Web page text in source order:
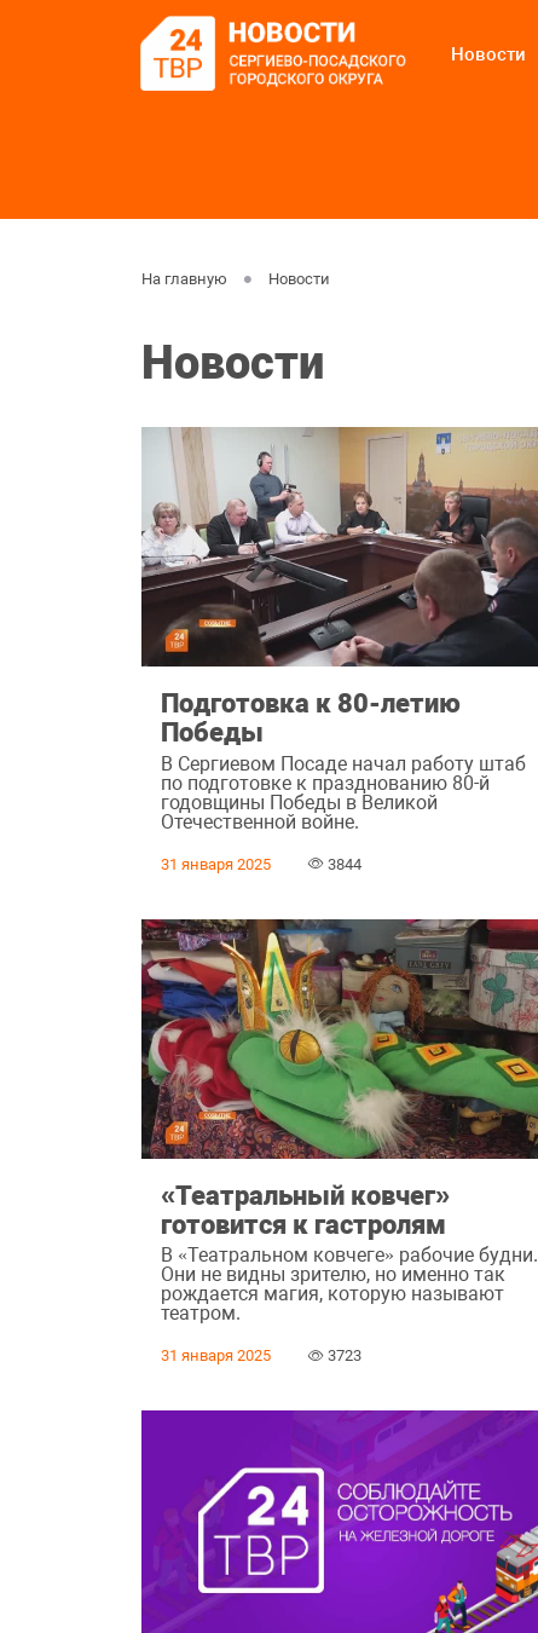
Новости
На главную Новости
Новости
Подготовка к 80-летию
Победы
В Сергиевом Посаде начал работу штаб
по подготовке к празднованию 80-й
годовщины Победы в Великой
Отечественной войне.
31 января 2025 3844
«Театральный ковчег»
готовится к гастролям
В «Театральном ковчеге» рабочие будни.
Они не видны зрителю, но именно так
рождается магия, которую называют
театром.
31 января 2025 3723